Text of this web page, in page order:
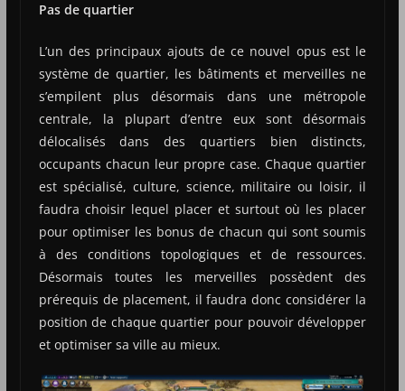
Pas de quartier
L’un des principaux ajouts de ce nouvel opus est le
système de quartier, les bâtiments et merveilles ne
s’empilent plus désormais dans une métropole
centrale, la plupart d’entre eux sont désormais
délocalisés dans des quartiers bien distincts,
occupants chacun leur propre case. Chaque quartier
est spécialisé, culture, science, militaire ou loisir, il
faudra choisir lequel placer et surtout où les placer
pour optimiser les bonus de chacun qui sont soumis
à des conditions topologiques et de ressources.
Désormais toutes les merveilles possèdent des
prérequis de placement, il faudra donc considérer la
position de chaque quartier pour pouvoir développer
et optimiser sa ville au mieux.